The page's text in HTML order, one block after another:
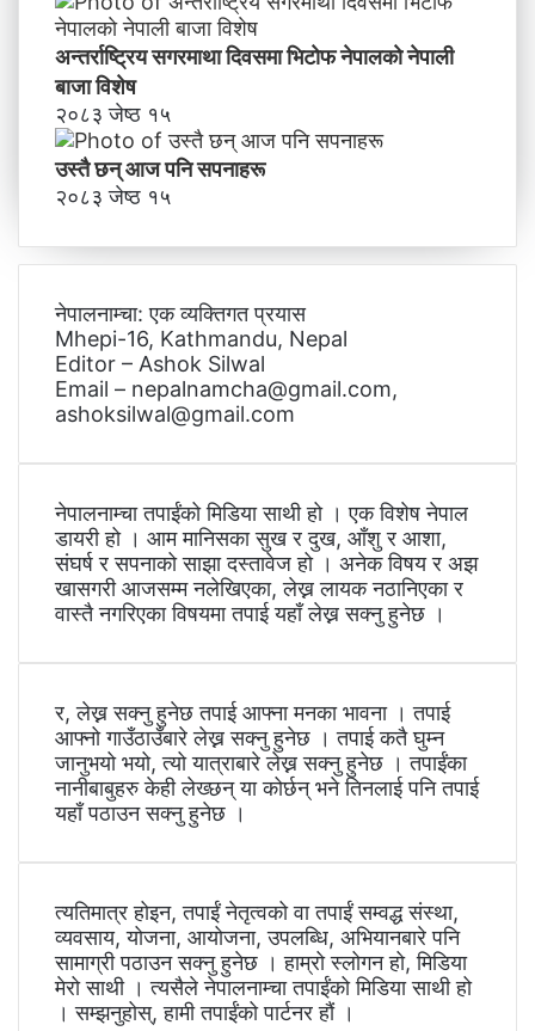
अन्तर्राष्ट्रिय सगरमाथा दिवसमा भिटाेफ नेपालकाे नेपाली
बाजा विशेष
२०८३ जेष्ठ १५
उस्तै छन् आज पनि सपनाहरू
२०८३ जेष्ठ १५
नेपालनाम्चा: एक व्यक्तिगत प्रयास
Mhepi-16, Kathmandu, Nepal
Editor – Ashok Silwal
Email – nepalnamcha@gmail.com,
ashoksilwal@gmail.com
नेपालनाम्चा तपाईंको मिडिया साथी हो । एक विशेष नेपाल
डायरी हो । आम मानिसका सुख र दुख, आँशु र आशा,
संघर्ष र सपनाको साझा दस्तावेज हो । अनेक विषय र अझ
खासगरी आजसम्म नलेखिएका, लेख्न लायक नठानिएका र
वास्तै नगरिएका विषयमा तपाई यहाँ लेख्न सक्नु हुनेछ ।
र, लेख्न सक्नु हुनेछ तपाई आफ्ना मनका भावना । तपाई
आफ्नो गाउँठाउँबारे लेख्न सक्नु हुनेछ । तपाई कतै घुम्न
जानुभयो भयो, त्यो यात्राबारे लेख्न सक्नु हुनेछ । तपाईंका
नानीबाबुहरु केही लेख्छन् या कोर्छन् भने तिनलाई पनि तपाई
यहाँ पठाउन सक्नु हुनेछ ।
त्यतिमात्र होइन, तपाईं नेतृत्वको वा तपाईं सम्वद्ध संस्था,
व्यवसाय, योजना, आयोजना, उपलब्धि, अभियानबारे पनि
सामाग्री पठाउन सक्नु हुनेछ । हाम्रो स्लोगन हो, मिडिया
मेरो साथी । त्यसैले नेपालनाम्चा तपाईंको मिडिया साथी हो
। सम्झनुहोस्, हामी तपाईंको पार्टनर हौं ।